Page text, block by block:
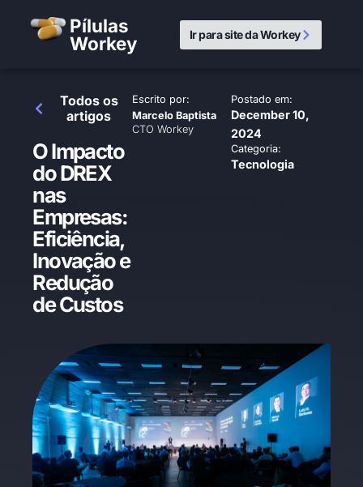
Pílulas
Workey
Ir para site da Workey
Todos os
artigos
O Impacto
do DREX
nas
Empresas:
Eficiência,
Inovação e
Redução
de Custos
Escrito por:
Marcelo Baptista
CTO Workey
Postado em:
December 10,
2024
Categoria:
Tecnologia